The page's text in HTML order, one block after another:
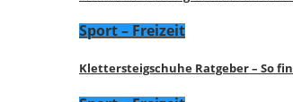
Sport – Freizeit
Klettersteigschuhe Ratgeber – So